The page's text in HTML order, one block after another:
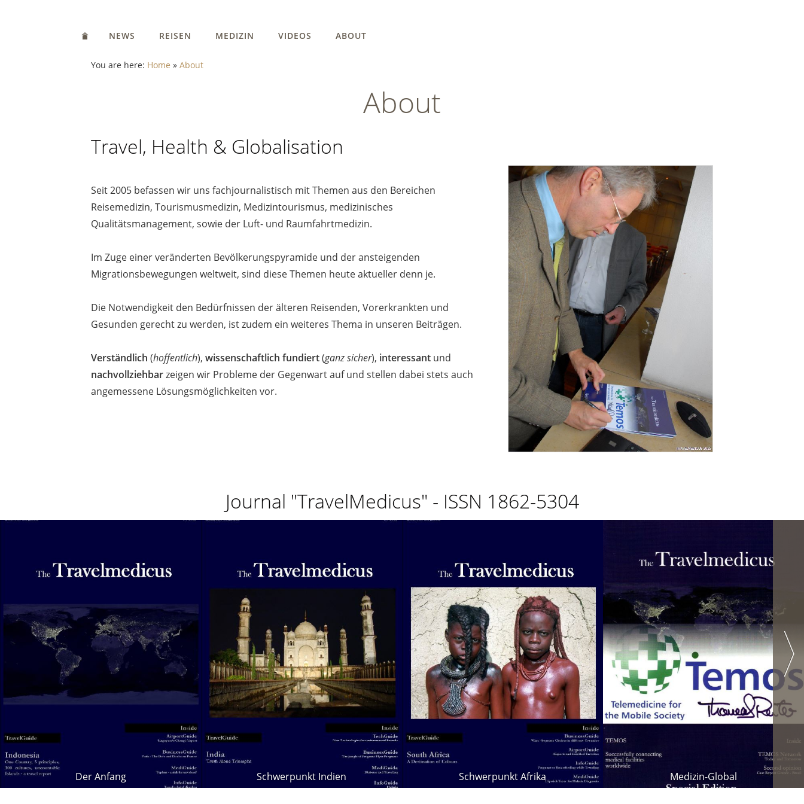
NEWS REISEN MEDIZIN VIDEOS ABOUT
You are here: Home » About
About
Travel, Health & Globalisation
Seit 2005 befassen wir uns fachjournalistisch mit Themen aus den Bereichen
Reisemedizin, Tourismusmedizin, Medizintourismus, medizinisches
Qualitätsmanagement, sowie der Luft- und Raumfahrtmedizin.
Im Zuge einer veränderten Bevölkerungspyramide und der ansteigenden
Migrationsbewegungen weltweit, sind diese Themen heute aktueller denn je.
Die Notwendigkeit den Bedürfnissen der älteren Reisenden, Vorerkrankten und
Gesunden gerecht zu werden, ist zudem ein weiteres Thema in unseren Beiträgen.
Verständlich (hoffentlich), wissenschaftlich fundiert(ganz sicher), interessant und
nachvollziehbarzeigen wir Probleme der Gegenwart auf und stellen dabei stets auch
angemessene Lösungsmöglichkeiten vor.
Journal "TravelMedicus" - ISSN 1862-5304
Der Anfang Schwerpunkt Indien Schwerpunkt Afrika Medizin-Global